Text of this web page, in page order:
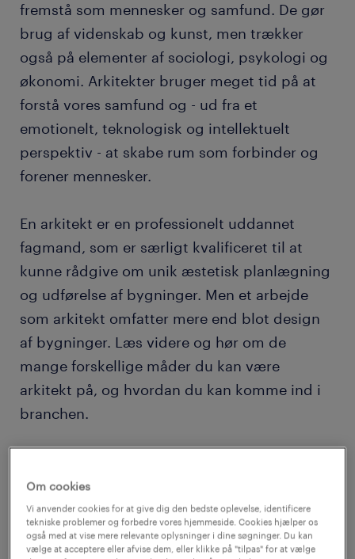
fremstå som mennesker og samfund. De gør
brug af videnskab og kunst, men trækker
også på elementer af sociologi, psykologi og
økonomi. Arkitekter bruger meget tid på at
forstå vores samfund og - ud fra et
emotionelt, teknologisk og intellektuelt
perspektiv - at skabe rum som forbinder og
forener mennesker.
En arkitekt er en professionelt uddannet
fagmand, som er særligt kvalificeret til at
kunne rådgive om unik æstetisk planlægning
og udførelse af bygninger. Men et arbejde
som arkitekt omfatter mere end blot design
af bygninger. Læs videre og hør om de
mange forskellige måder du kan være
arkitekt på, og hvordan du kan komme ind i
branchen.
Hvor ville vi være uden arkitekter? Arkitekter
er primus motor for ethvert hjem,
kontorbygning, restaurant, park, skole og
Om cookies
Vi anvender cookies for at give dig den bedste oplevelse, identificere
tekniske problemer og forbedre vores hjemmeside. Cookies hjælper os
også med at vise mere relevante oplysninger i dine søgninger. Du kan
vælge at acceptere eller afvise dem, eller klikke på "tilpas" for at vælge